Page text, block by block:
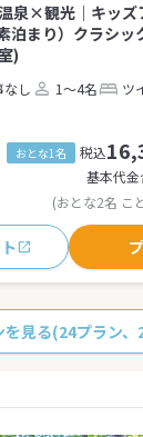
泉×観光｜キッズ
泊まり）クラシッ
)
なし 1～4名 ツ
おとな1名 税込
基本代金
(おとな2名 こ
を見る(24プラン、